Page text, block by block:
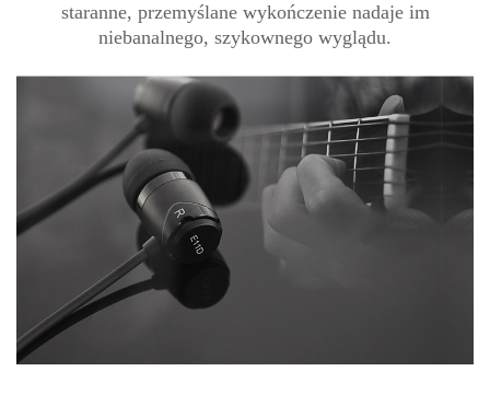
staranne, przemyślane wykończenie nadaje im
niebanalnego, szykownego wyglądu.